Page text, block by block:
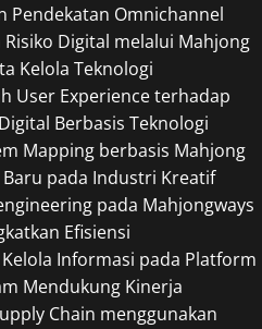
Pendekatan Omnichannel
Digital melalui Mahjong
Kelola Teknologi
User Experience terhadap
Berbasis Teknologi
Mapping berbasis Mahjong
pada Industri Kreatif
pada Mahjongways
Efisiensi
Informasi pada Platform
Mendukung Kinerja
Chain menggunakan